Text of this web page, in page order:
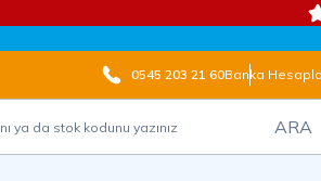
0545 203 21 60Banka
ARA